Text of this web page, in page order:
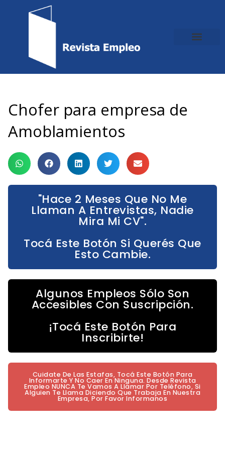
Chofer para empresa de
Amoblamientos
"Hace 2 Meses Que No Me
Llaman A Entrevistas, Nadie
Mira Mi CV".
Tocá Este Botón Si Querés Que
Esto Cambie.
Algunos Empleos Sólo Son
Accesibles Con Suscripción.
¡Tocá Este Botón Para
Inscribirte!
Cuidate De Las Estafas, Tocá Este Botón Para
Informarte Y No Caer En Ninguna. Desde Revista
Empleo NUNCA Te Vamos A Llamar Por Teléfono, Si
Alguien Te Llama Diciendo Que Trabaja En Nuestra
Empresa, Por Favor Informanos